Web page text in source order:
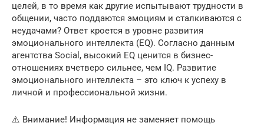
целей, в то время как другие испытывают трудности в
общении, часто поддаются эмоциям и сталкиваются с
неудачами? Ответ кроется в уровне развития
эмоционального интеллекта (EQ). Согласно данным
агентства Social, высокий EQ ценится в бизнес-
отношениях вчетверо сильнее, чем IQ. Развитие
эмоционального интеллекта – это ключ к успеху в
личной и профессиональной жизни.
⚠️ Внимание! Информация не заменяет помощь